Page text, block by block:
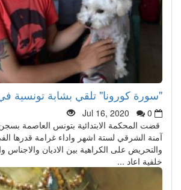
"سورة كورونا" تلقي بشابة تونسية
Jul 16, 2020
0
قضت المحكمة الابتدائية بتونس العاصمة بسجن
آمنة الشرقي لستة اشهر واداء غرامة قدرها الفي
والتحريض على الكراهية بين الاديان والاجناس
خلفية اعاد ...